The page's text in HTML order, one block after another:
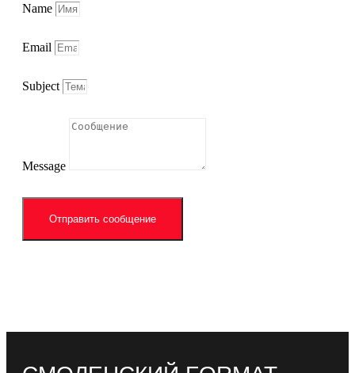
Name
Email
Subject
Message
Отправить сообщение